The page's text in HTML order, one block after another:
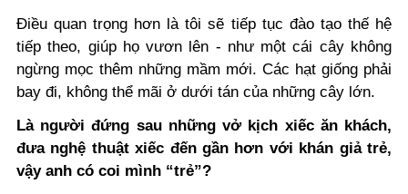
Điều quan trọng hơn là tôi sẽ tiếp tục đào tạo thế hệ
tiếp theo, giúp họ vươn lên - như một cái cây không
ngừng mọc thêm những mầm mới. Các hạt giống phải
bay đi, không thể mãi ở dưới tán của những cây lớn.
Là người đứng sau những vở kịch xiếc ăn khách,
đưa nghệ thuật xiếc đến gần hơn với khán giả trẻ,
vậy anh có coi mình “trẻ”?